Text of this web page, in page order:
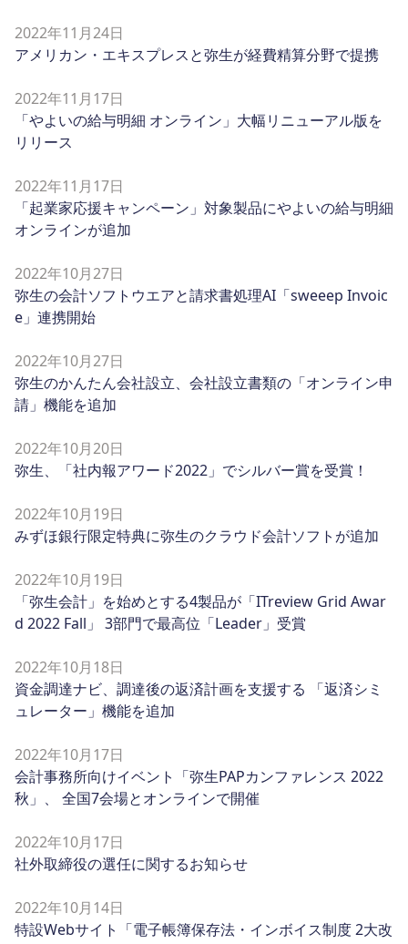
2022年11月24日
アメリカン・エキスプレスと弥生が経費精算分野で提携
2022年11月17日
「やよいの給与明細 オンライン」大幅リニューアル版を
リリース
2022年11月17日
「起業家応援キャンペーン」対象製品にやよいの給与明細
オンラインが追加
2022年10月27日
弥生の会計ソフトウエアと請求書処理AI「sweeep Invoic
e」連携開始
2022年10月27日
弥生のかんたん会社設立、会社設立書類の「オンライン申
請」機能を追加
2022年10月20日
弥生、「社内報アワード2022」でシルバー賞を受賞！
2022年10月19日
みずほ銀行限定特典に弥生のクラウド会計ソフトが追加
2022年10月19日
「弥生会計」を始めとする4製品が「ITreview Grid Awar
d 2022 Fall」 3部門で最高位「Leader」受賞
2022年10月18日
資金調達ナビ、調達後の返済計画を支援する 「返済シミ
ュレーター」機能を追加
2022年10月17日
会計事務所向けイベント「弥生PAPカンファレンス 2022
秋」、 全国7会場とオンラインで開催
2022年10月17日
社外取締役の選任に関するお知らせ
2022年10月14日
特設Webサイト「電子帳簿保存法・インボイス制度 2大改